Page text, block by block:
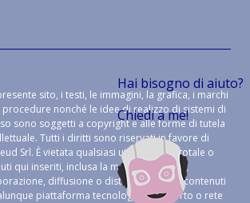
Hai bisogno di aiuto?
Chiedi a me!
sito, i testi, le immagini, la grafica, i marchi
nonché le idee di realizzo di sistemi di
sono soggetti a copyright e alle forme di tutela
Tutti i diritti sono riservati in favore di
Srl. È vietata qualsiasi utilizzazione, totale o
qui inseriti, inclusa la memorizzazione,
diffusione o distribuzione dei contenuti
piattaforma tecnologica, supporto o rete